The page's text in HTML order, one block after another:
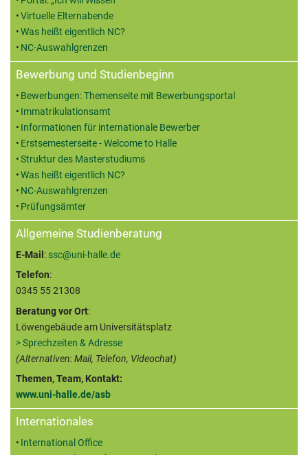
Virtuelle Elternabende
Was heißt eigentlich NC?
NC-Auswahlgrenzen
Bewerbung und Studienbeginn
Bewerbungen: Themenseite mit Bewerbungsportal
Immatrikulationsamt
Informationen für internationale Bewerber
Erstsemesterseite - Welcome to Halle
Struktur des Masterstudiums
Was heißt eigentlich NC?
NC-Auswahlgrenzen
Prüfungsämter
Allgemeine Studienberatung
E-Mail : ssc@uni-halle.de
Telefon:
0345 55 21308
Beratung vor Ort:
Löwengebäude am Universitätsplatz
> Sprechzeiten & Adresse
(Alternativen: Mail, Telefon, Videochat)
Themen, Team, Kontakt:
www.uni-halle.de/asb
Internationales
International Office